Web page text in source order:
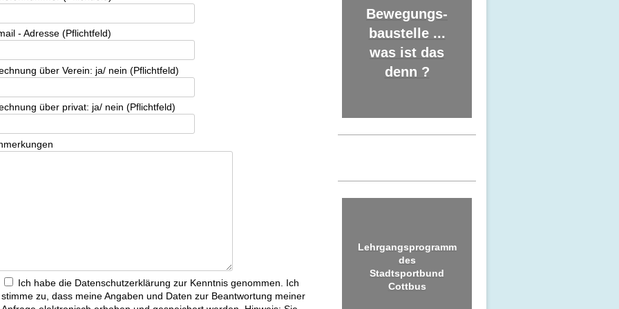
- Adresse (Pflichtfeld)
über Verein: ja/ nein (Pflichtfeld)
über privat: ja/ nein (Pflichtfeld)
Ich habe die Datenschutzerklärung zur Kenntnis genommen. Ich
stimme zu, dass meine Angaben und Daten zur Beantwortung meiner
Bewegungs-
baustelle ...
was ist das
denn ?
Lehrgangsprogramm
des
Stadtsportbund
Cottbus